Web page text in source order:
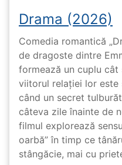
Drama (2026)
Comedia romantică
de dragoste dintre
formează un cuplu
viitorul relației lor este
când un secret
câteva zile înainte de
filmul explorează
oarbă” în timp ce
stângăcie, mai cu